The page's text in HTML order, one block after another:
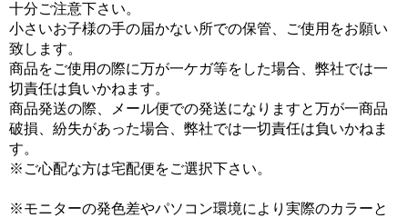
十分ご注意下さい。
小さいお子様の手の届かない所での保管、ご使用をお願い
致します。
商品をご使用の際に万が一ケガ等をした場合、弊社では一
切責任は負いかねます。
商品発送の際、メール便での発送になりますと万が一商品
破損、紛失があった場合、弊社では一切責任は負いかねま
す。
※ご心配な方は宅配便をご選択下さい。
※モニターの発色差やパソコン環境により実際のカラーと